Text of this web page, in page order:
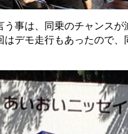
う事は、同乗のチャンス
はデモ走行もあったので